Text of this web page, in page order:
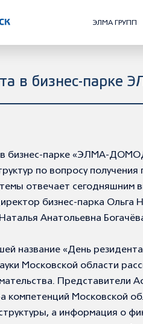
ЭЛМА ГРУПП
в бизнес-
в бизнес-парке «ЭЛМА-
по вопросу
темы отвечает
бизнес-парка Ольга
Анатольевна
название «День
Московской области
Представители
компетенций Московской
а информация о